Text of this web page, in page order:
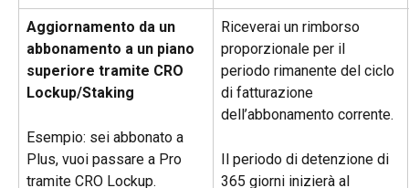
Aggiornamento da un
abbonamento a un piano
superiore tramite CRO
Lockup/Staking
Esempio: sei abbonato a
Plus, vuoi passare a Pro
tramite CRO Lockup.
Riceverai un rimborso
proporzionale per il
periodo rimanente del ciclo
di fatturazione
dell’abbonamento corrente.
Il periodo di detenzione di
365 giorni inizierà al